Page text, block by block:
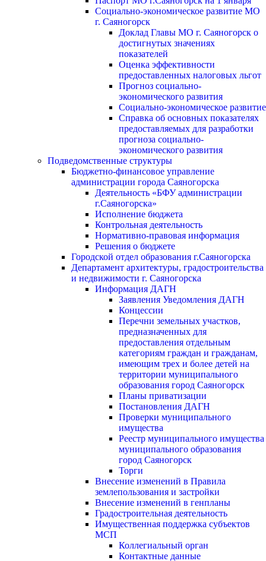
Социально-экономическое развитие МО
г. Саяногорск
Доклад Главы МО г. Саяногорск о
достигнутых значениях
показателей
Оценка эффективности
предоставленных налоговых льгот
Прогноз социально-
экономического развития
Социально-экономическое развитие
Справка об основных показателях
предоставляемых для разработки
прогноза социально-
экономического развития
Подведомственные структуры
Бюджетно-финансовое управление
администрации города Саяногорска
Деятельность «БФУ администрации
г.Саяногорска»
Исполнение бюджета
Контрольная деятельность
Нормативно-правовая информация
Решения о бюджете
Городской отдел образования г.Саяногорска
Департамент архитектуры, градостроительства
и недвижимости г. Саяногорска
Информация ДАГН
Заявления Уведомления ДАГН
Концессии
Перечни земельных участков,
предназначенных для
предоставления отдельным
категориям граждан и гражданам,
имеющим трех и более детей на
территории муниципального
образования город Саяногорск
Планы приватизации
Постановления ДАГН
Проверки муниципального
имущества
Реестр муниципального имущества
муниципального образования
город Саяногорск
Торги
Внесение изменений в Правила
землепользования и застройки
Внесение изменений в генпланы
Градостроительная деятельность
Имущественная поддержка субъектов
МСП
Коллегиальный орган
Контактные данные